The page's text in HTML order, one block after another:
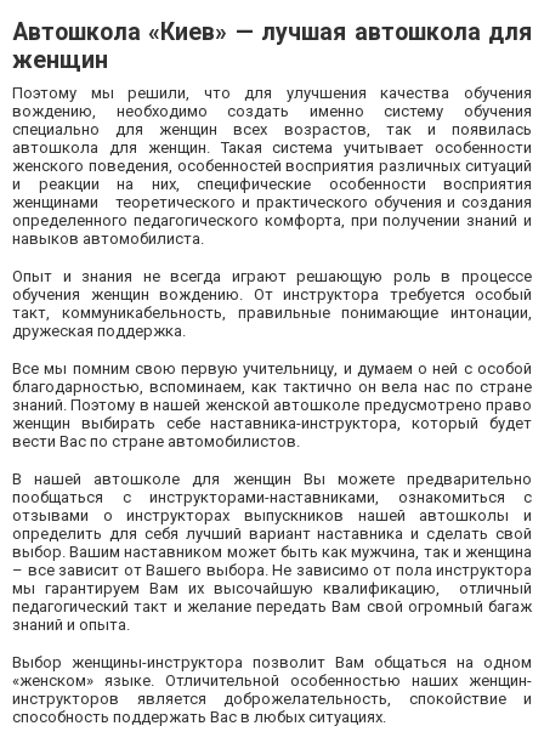
Автошкола «Киев» — лучшая автошкола для
женщин
Поэтому мы решили, что для улучшения качества обучения
вождению, необходимо создать именно систему обучения
специально для женщин всех возрастов, так и появилась
автошкола для женщин. Такая система учитывает особенности
женского поведения, особенностей восприятия различных ситуаций
и реакции на них, специфические особенности восприятия
женщинами теоретического и практического обучения и создания
определенного педагогического комфорта, при получении знаний и
навыков автомобилиста.
Опыт и знания не всегда играют решающую роль в процессе
обучения женщин вождению. От инструктора требуется особый
такт, коммуникабельность, правильные понимающие интонации,
дружеская поддержка.
Все мы помним свою первую учительницу, и думаем о ней с особой
благодарностью, вспоминаем, как тактично он вела нас по стране
знаний. Поэтому в нашей женской автошколе предусмотрено право
женщин выбирать себе наставника-инструктора, который будет
вести Вас по стране автомобилистов.
В нашей автошколе для женщин Вы можете предварительно
пообщаться с инструкторами-наставниками, ознакомиться с
отзывами о инструкторах выпускников нашей автошколы и
определить для себя лучший вариант наставника и сделать свой
выбор. Вашим наставником может быть как мужчина, так и женщина
– все зависит от Вашего выбора. Не зависимо от пола инструктора
мы гарантируем Вам их высочайшую квалификацию, отличный
педагогический такт и желание передать Вам свой огромный багаж
знаний и опыта.
Выбор женщины-инструктора позволит Вам общаться на одном
«женском» языке. Отличительной особенностью наших женщин-
инструкторов является доброжелательность, спокойствие и
способность поддержать Вас в любых ситуациях.